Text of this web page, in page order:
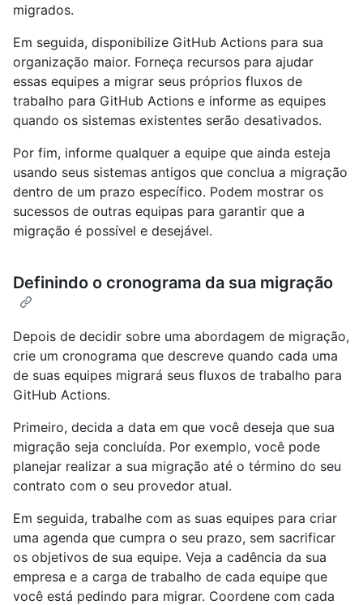
migrados.
Em seguida, disponibilize GitHub Actions para sua
organização maior. Forneça recursos para ajudar
essas equipes a migrar seus próprios fluxos de
trabalho para GitHub Actions e informe as equipes
quando os sistemas existentes serão desativados.
Por fim, informe qualquer a equipe que ainda esteja
usando seus sistemas antigos que conclua a migração
dentro de um prazo específico. Podem mostrar os
sucessos de outras equipas para garantir que a
migração é possível e desejável.
Definindo o cronograma da sua migração
Depois de decidir sobre uma abordagem de migração,
crie um cronograma que descreve quando cada uma
de suas equipes migrará seus fluxos de trabalho para
GitHub Actions.
Primeiro, decida a data em que você deseja que sua
migração seja concluída. Por exemplo, você pode
planejar realizar a sua migração até o término do seu
contrato com o seu provedor atual.
Em seguida, trabalhe com as suas equipes para criar
uma agenda que cumpra o seu prazo, sem sacrificar
os objetivos de sua equipe. Veja a cadência da sua
empresa e a carga de trabalho de cada equipe que
você está pedindo para migrar. Coordene com cada